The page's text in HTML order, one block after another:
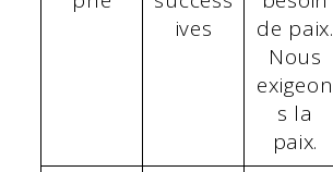
ives
de paix.
Nous
exigeon
s la
paix.